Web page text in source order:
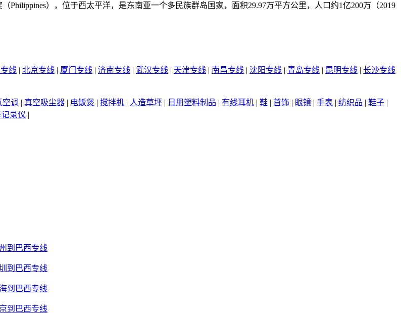
Philippines），位于西太平洋，是东南亚一个多民族群岛国家，面积29.97万平方公里，人口约1亿200万（2019
专线 | 北京专线 | 厦门专线 | 济南专线 | 武汉专线 | 天津专线 | 南昌专线 | 沈阳专线 | 青岛专线 | 昆明专线 | 长沙专线
空调 | 真空吸尘器 | 电饭煲 | 搅拌机 | 人造草坪 | 日用塑料制品 | 有线耳机 | 鞋 | 首饰 | 眼镜 | 手表 | 纺织品 | 鞋子 |
录仪 |
到巴西专线
到巴西专线
海到巴西专线
到巴西专线